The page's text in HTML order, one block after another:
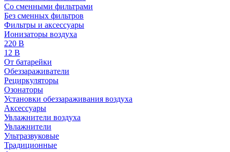
Cо сменными фильтрами
Без сменных фильтров
Фильтры и аксессуары
Ионизаторы воздуха
220 В
12 В
От батарейки
Обеззараживатели
Рециркуляторы
Озонаторы
Установки обеззараживания воздуха
Аксессуары
Увлажнители воздуха
Увлажнители
Ультразвуковые
Традиционные